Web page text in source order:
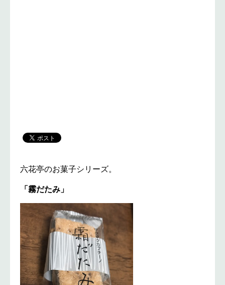
六花亭のお菓子シリーズ。
「霧だたみ」